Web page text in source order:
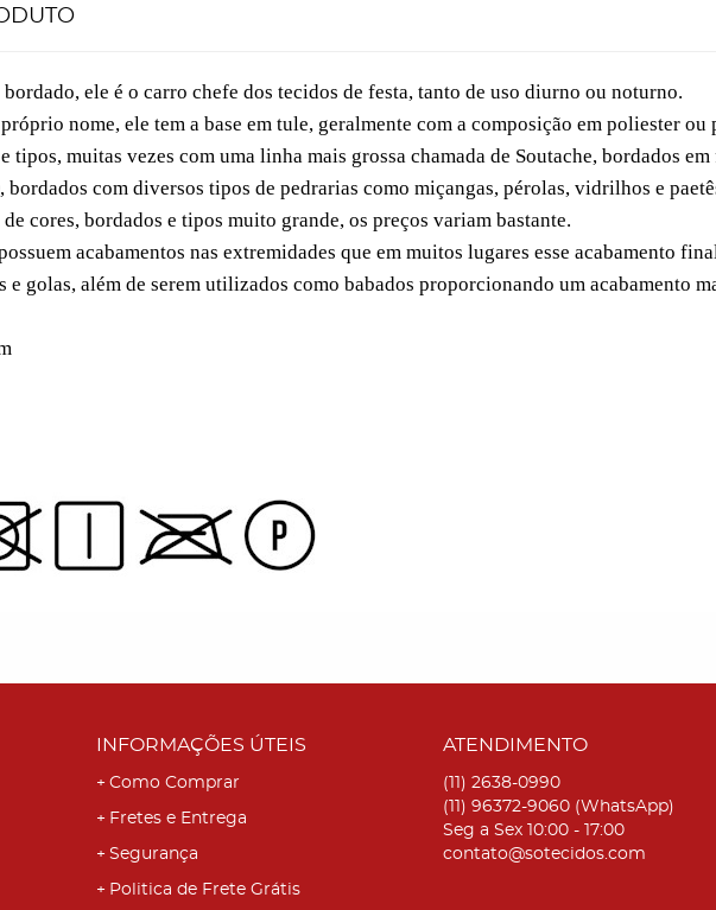
ele é o carro chefe dos tecidos de festa, tanto de uso diurno ou noturno.
nome, ele tem a base em tule, geralmente com a composição em poliester
tipos, muitas vezes com uma linha mais grossa chamada de Soutache, bordados
com diversos tipos de pedrarias como miçangas, pérolas, vidrilhos e
cores, bordados e tipos muito grande, os preços variam bastante.
acabamentos nas extremidades que em muitos lugares esse acabamento
e golas, além de serem utilizados como babados proporcionando um acabamento
INFORMAÇÕES ÚTEIS
Como Comprar
Fretes e Entrega
Segurança
Politica de Frete Grátis
ATENDIMENTO
(11) 2638-0990
(11) 96372-9060 (WhatsApp)
Seg a Sex 10:00 - 17:00
contato@sotecidos.com